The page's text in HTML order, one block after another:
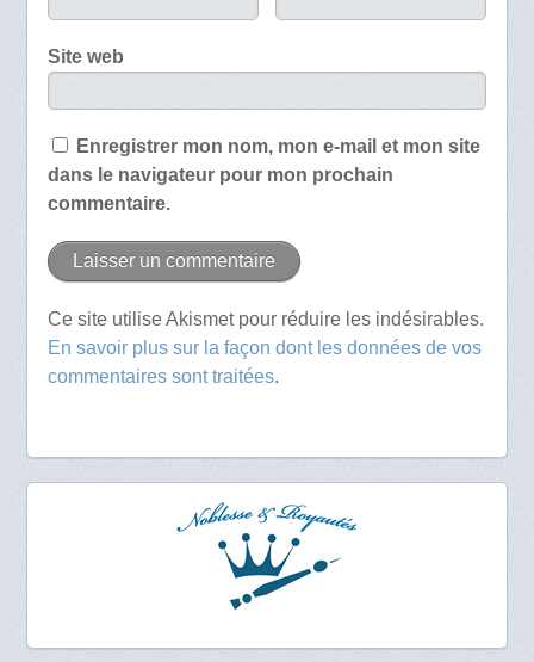
Site web
Enregistrer mon nom, mon e-mail et mon site
dans le navigateur pour mon prochain
commentaire.
Ce site utilise Akismet pour réduire les indésirables.
En savoir plus sur la façon dont les données de vos
commentaires sont traitées.